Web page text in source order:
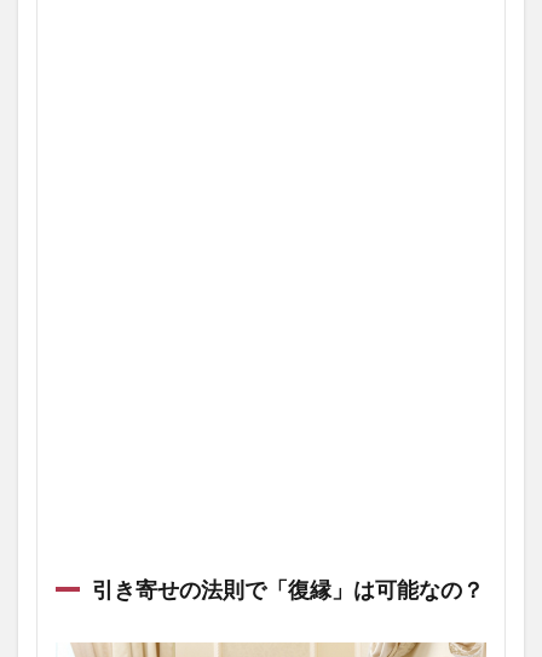
引き寄せの法則で「復縁」は可能なの？